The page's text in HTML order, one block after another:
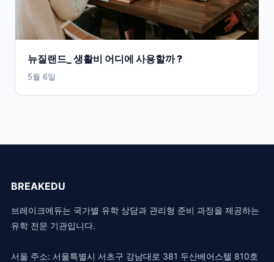
뉴질랜드_ 생활비 어디에 사용할까 ?
5월 6일
BREAKEDU
브레이크에듀는 국가별 유학 상담과 관리형 준비 과정을 제공하는
유학 전문 기관입니다.
서울 주소: 서울특별시 서초구 강남대로 381 두산베어스텔 810호